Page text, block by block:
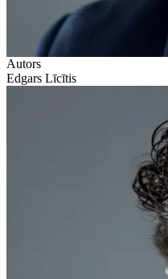
Autors
Edgars Līcītis